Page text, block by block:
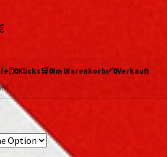
🖱️0Klicks🛒0Im Warenkorb✅0Verkauft